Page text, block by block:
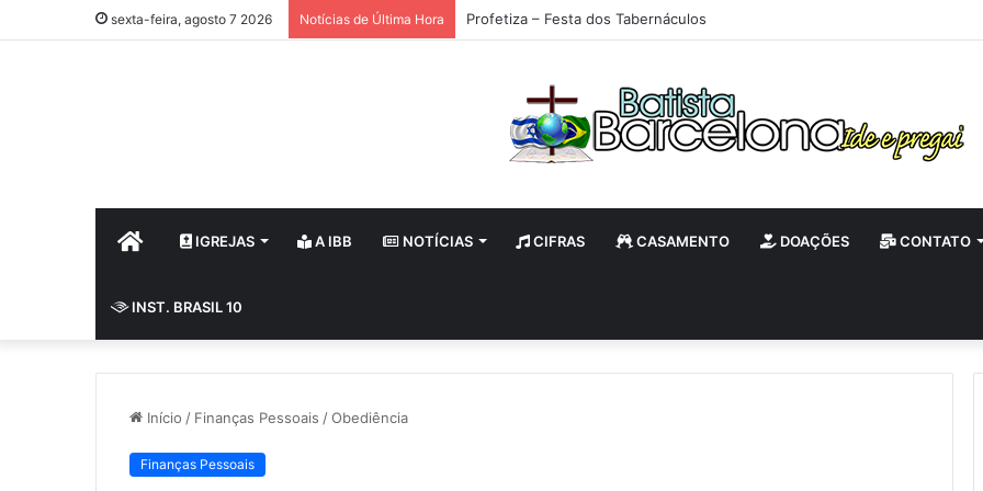
sexta-feira, agosto 7 2026 Notícias de Última Hora Profetiza – Festa dos Tabernáculos
HOME IGREJAS A IBB NOTÍCIAS CIFRAS CASAMENTO DOAÇÕES CONTATO
INST. BRASIL 10
Início / Finanças Pessoais /Obediência
Finanças Pessoais